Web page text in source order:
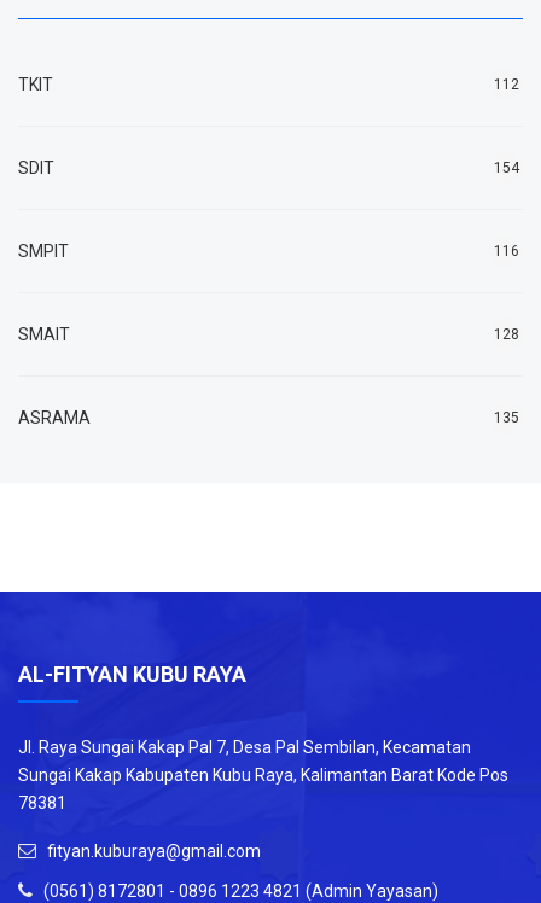
TKIT 112
SDIT 154
SMPIT 116
SMAIT 128
ASRAMA 135
AL-FITYAN KUBU RAYA
Jl. Raya Sungai Kakap Pal 7, Desa Pal Sembilan, Kecamatan
Sungai Kakap Kabupaten Kubu Raya, Kalimantan Barat Kode Pos
78381
fityan.kuburaya@gmail.com
(0561) 8172801 - 0896 1223 4821 (Admin Yayasan)